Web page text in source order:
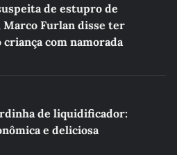
de estupro de
Furlan disse ter
com namorada
de liquidificador:
e deliciosa